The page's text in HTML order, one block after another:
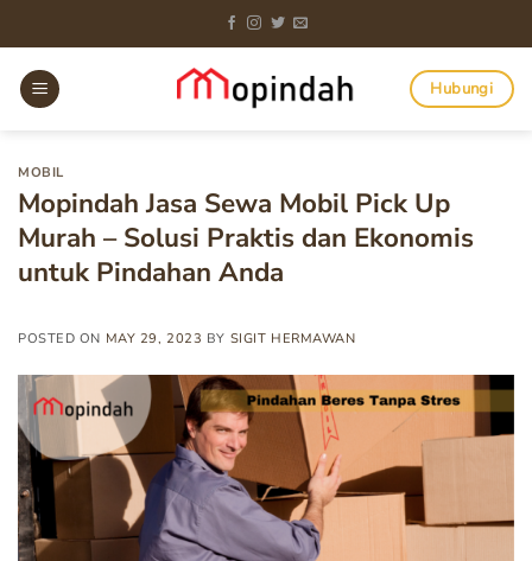
to
content
Hubungi
MOBIL
Mopindah Jasa Sewa Mobil Pick Up
Murah – Solusi Praktis dan Ekonomis
untuk Pindahan Anda
POSTED ON MAY 29, 2023 BY SIGIT HERMAWAN